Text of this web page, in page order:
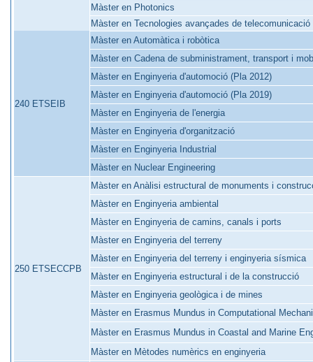
Màster en Photonics
Màster en Tecnologies avançades de telecomunicació
240 ETSEIB
Màster en Automàtica i robòtica
Màster en Cadena de subministrament, transport i
Màster en Enginyeria d'automoció (Pla 2012)
Màster en Enginyeria d'automoció (Pla 2019)
Màster en Enginyeria de l'energia
Màster en Enginyeria d'organització
Màster en Enginyeria Industrial
Màster en Nuclear Engineering
250 ETSECCPB
Màster en Anàlisi estructural de monuments i
Màster en Enginyeria ambiental
Màster en Enginyeria de camins, canals i ports
Màster en Enginyeria del terreny
Màster en Enginyeria del terreny i enginyeria sísmica
Màster en Enginyeria estructural i de la construcció
Màster en Enginyeria geològica i de mines
Màster en Erasmus Mundus in Computational
Màster en Erasmus Mundus in Coastal and Marine
Màster en Mètodes numèrics en enginyeria